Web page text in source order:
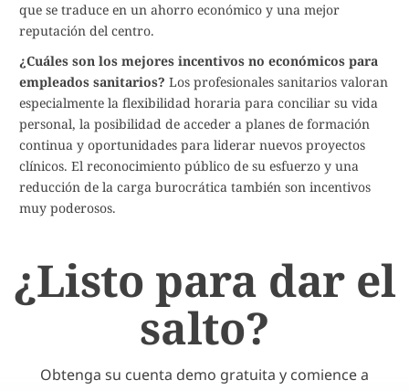
que se traduce en un ahorro económico y una mejor
reputación del centro.
¿Cuáles son los mejores incentivos no económicos para
empleados sanitarios? Los profesionales sanitarios valoran
especialmente la flexibilidad horaria para conciliar su vida
personal, la posibilidad de acceder a planes de formación
continua y oportunidades para liderar nuevos proyectos
clínicos. El reconocimiento público de su esfuerzo y una
reducción de la carga burocrática también son incentivos
muy poderosos.
¿Listo para dar el
salto?
Obtenga su cuenta demo gratuita y comience a